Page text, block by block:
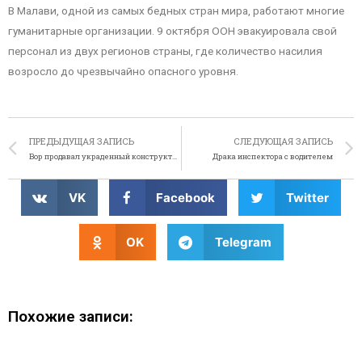
В Малави, одной из самых бедных стран мира, работают многие
гуманитарные организации. 9 октября ООН эвакуировала свой
персонал из двух регионов страны, где количество насилия
возросло до чрезвычайно опасного уровня.
ПРЕДЫДУЩАЯ ЗАПИСЬ
Вор продавал украденный конструктор Лего
СЛЕДУЮЩАЯ ЗАПИСЬ
Драка инспектора с водителем
VK Facebook Twitter
OK Telegram
Похожие записи: